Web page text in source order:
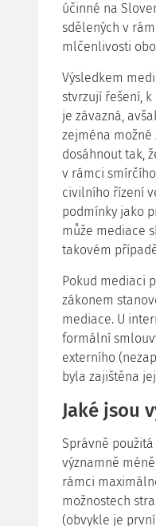
účinné na
sdělených v
mlčenlivosti
Výsledkem
stvrzují řešení,
je závazná,
zejména možné
dosáhnout tak,
v rámci
civilního řízení
podmínky jako
může mediace
takovém
Pokud mediaci
zákonem
mediace. U
formální
externího
byla zajištěna
Jaké jsou
Správně
významně
rámci
možnostech
(obvykle je